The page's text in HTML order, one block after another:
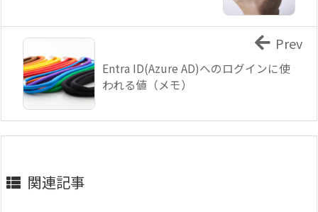
Entra ID(Azure AD)へのログインに使
われる値（メモ）
Prev
関連記事